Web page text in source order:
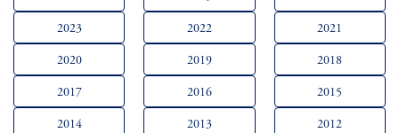
2023
2022
2021
2020
2019
2018
2017
2016
2015
2014
2013
2012